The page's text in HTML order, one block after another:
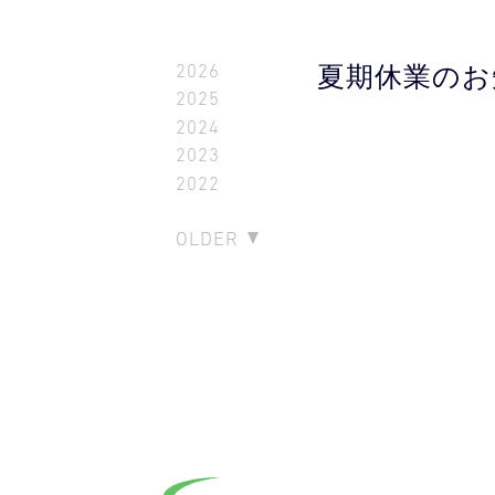
2026
2025
2024
2023
2022
OLDER
夏期休業の